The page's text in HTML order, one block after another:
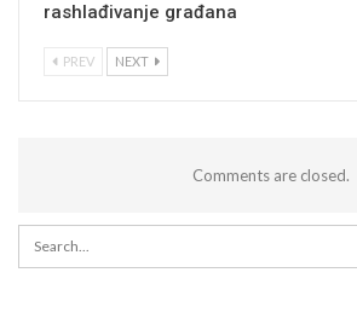
rashlađivanje građana
PREV NEXT
Comments are closed.